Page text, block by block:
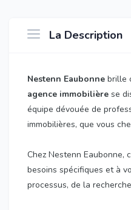
La Description
Nestenn Eaubonne brille
agence immobilière se
équipe dévouée de
immobilières, que vous
Chez Nestenn
besoins spécifiques et à
processus, de la